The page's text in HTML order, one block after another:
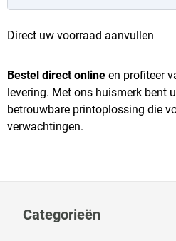
Direct uw voorraad aanvullen
Bestel direct online en profiteer
levering. Met ons huismerk bent
betrouwbare printoplossing die
verwachtingen.
Categorieën